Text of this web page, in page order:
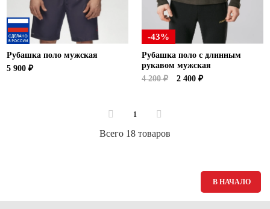
Рубашка поло мужская
5 900 ₽
-43%
Рубашка поло с длинным
рукавом мужская
4 200 ₽
2 400 ₽
1
Всего 18 товаров
В НАЧАЛО